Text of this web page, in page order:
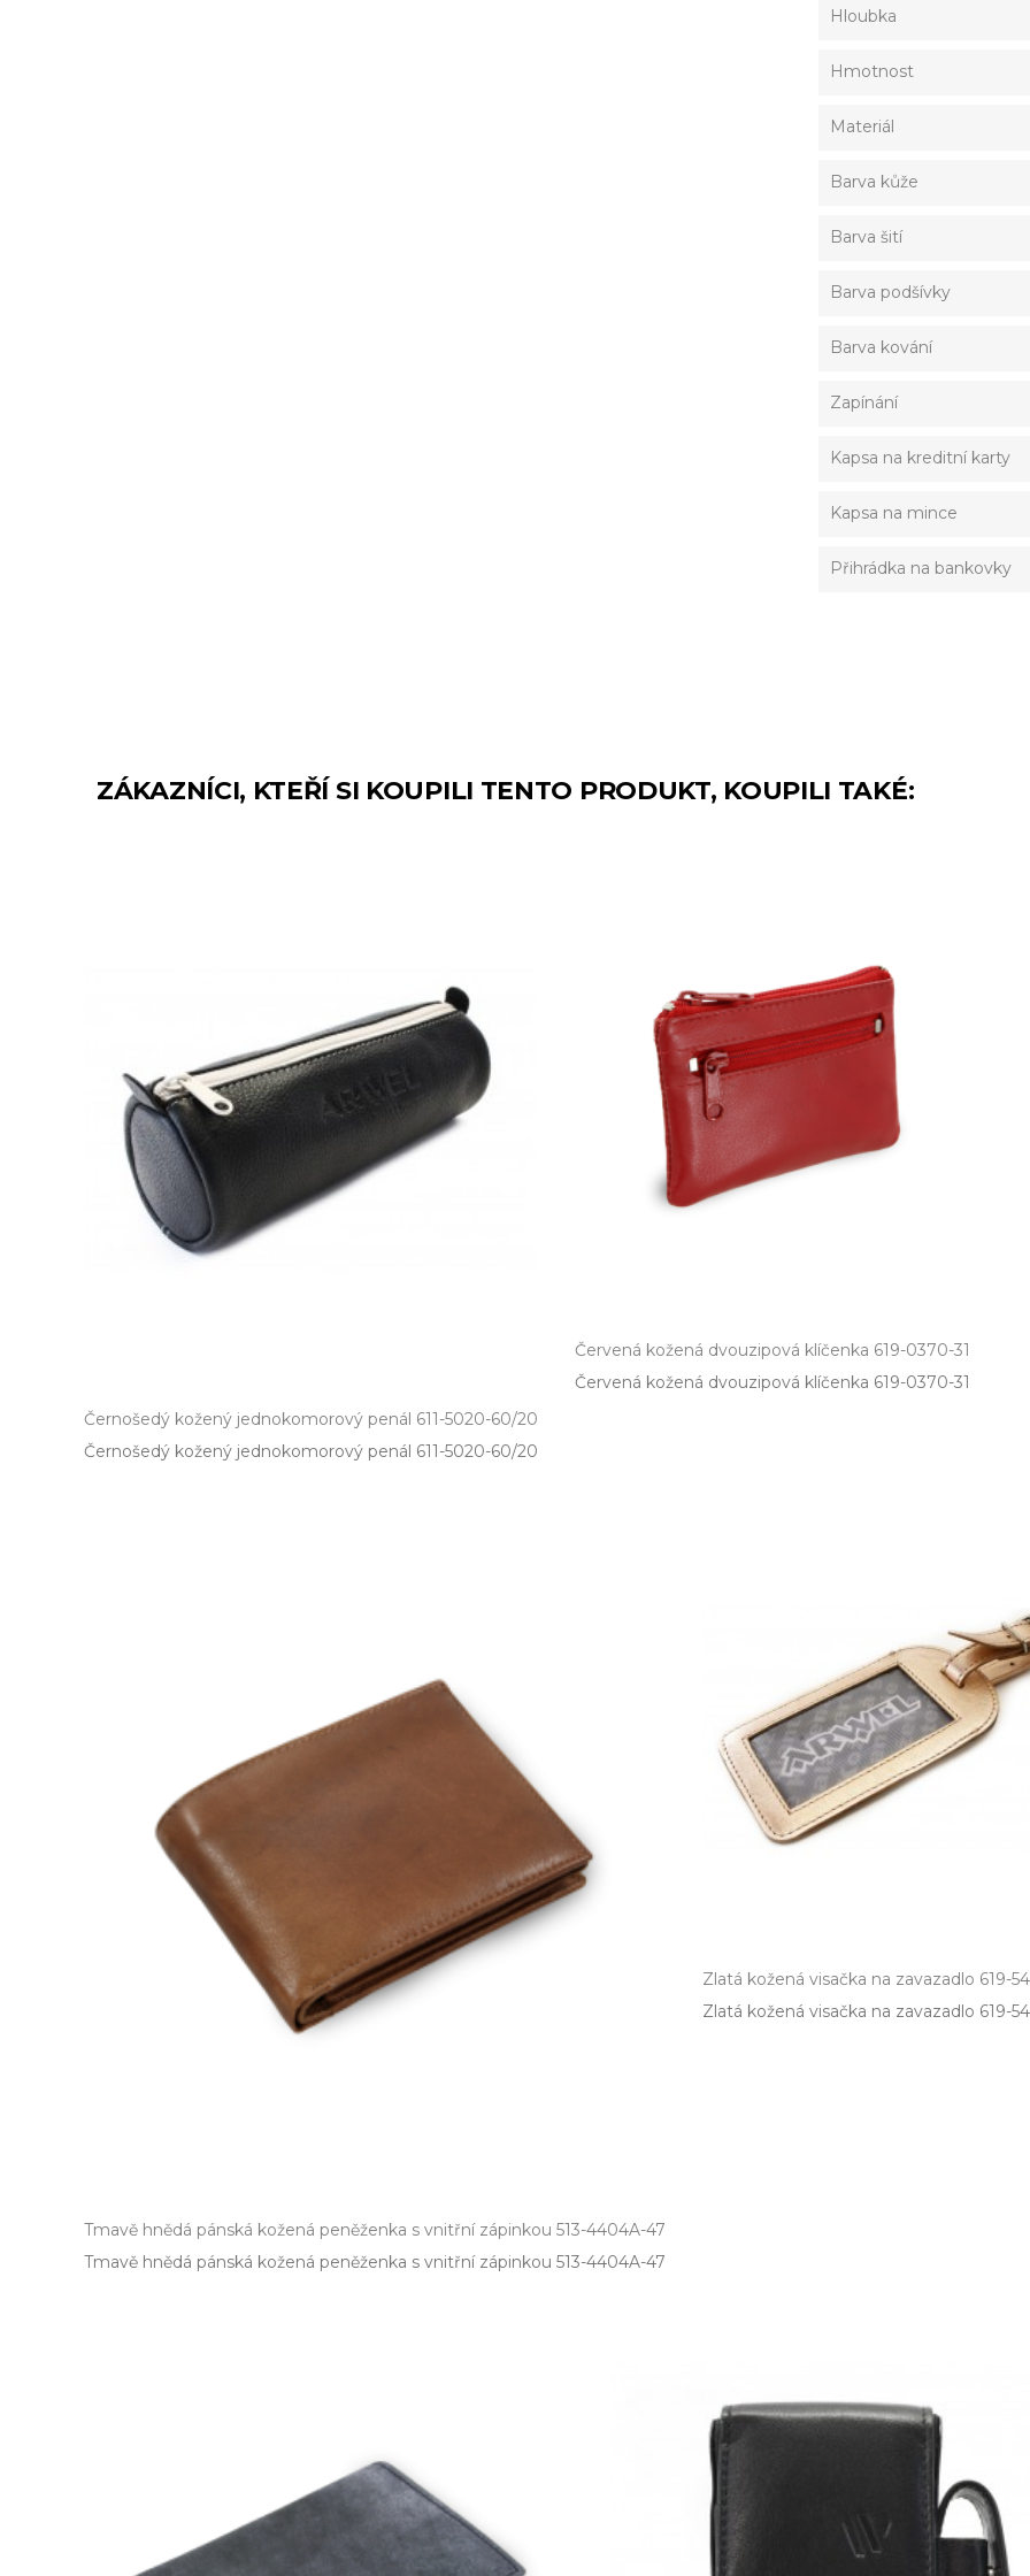
Hloubka
Hmotnost
Materiál
Barva kůže
Barva šití
Barva podšívky
Barva kování
Zapínání
Kapsa na kreditní karty
Kapsa na mince
Přihrádka na bankovky
ZÁKAZNÍCI, KTEŘÍ SI KOUPILI TENTO PRODUKT, KOUPILI TAKÉ:
Černošedý kožený jednokomorový penál 611-5020-60/20
Černošedý kožený jednokomorový penál 611­-5020­-60/20
Červená kožená dvouzipová klíčenka 619-0370-31
Červená kožená dvouzipová klíčenka 619­-0370­-31
Tmavě hnědá pánská kožená peněženka s vnitřní zápinkou 513-4404A-47
Tmavě hnědá pánská kožená peněženka s vnitřní zápinkou 513­-4404A­-47
Zlatá kožená visačka na zavazadlo 619-
Zlatá kožená visačka na zavazadlo 619­-